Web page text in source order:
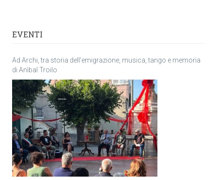
EVENTI
Ad Archi, tra storia dell’emigrazione, musica, tango e memoria
di Anìbal Troilo